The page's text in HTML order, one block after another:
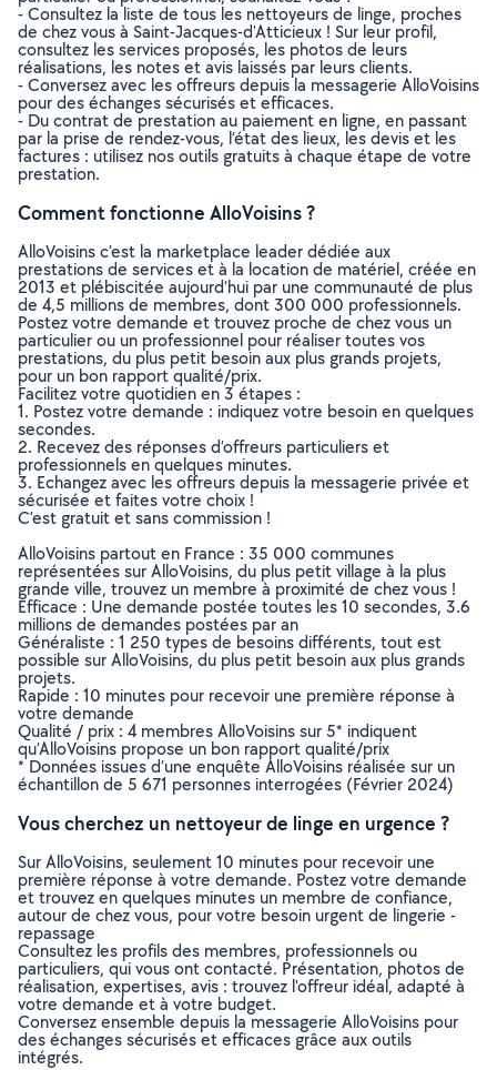
- Consultez la liste de tous les nettoyeurs de linge, proches
de chez vous à Saint-Jacques-d'Atticieux ! Sur leur profil,
consultez les services proposés, les photos de leurs
réalisations, les notes et avis laissés par leurs clients.
- Conversez avec les offreurs depuis la messagerie AlloVoisins
pour des échanges sécurisés et efficaces.
- Du contrat de prestation au paiement en ligne, en passant
par la prise de rendez-vous, l’état des lieux, les devis et les
factures : utilisez nos outils gratuits à chaque étape de votre
prestation.
Comment fonctionne AlloVoisins ?
AlloVoisins c’est la marketplace leader dédiée aux
prestations de services et à la location de matériel, créée en
2013 et plébiscitée aujourd’hui par une communauté de plus
de 4,5 millions de membres, dont 300 000 professionnels.
Postez votre demande et trouvez proche de chez vous un
particulier ou un professionnel pour réaliser toutes vos
prestations, du plus petit besoin aux plus grands projets,
pour un bon rapport qualité/prix.
Facilitez votre quotidien en 3 étapes :
1. Postez votre demande : indiquez votre besoin en quelques
secondes.
2. Recevez des réponses d’offreurs particuliers et
professionnels en quelques minutes.
3. Echangez avec les offreurs depuis la messagerie privée et
sécurisée et faites votre choix !
C’est gratuit et sans commission !
AlloVoisins partout en France : 35 000 communes
représentées sur AlloVoisins, du plus petit village à la plus
grande ville, trouvez un membre à proximité de chez vous !
Efficace : Une demande postée toutes les 10 secondes, 3.6
millions de demandes postées par an
Généraliste : 1 250 types de besoins différents, tout est
possible sur AlloVoisins, du plus petit besoin aux plus grands
projets.
Rapide : 10 minutes pour recevoir une première réponse à
votre demande
Qualité / prix : 4 membres AlloVoisins sur 5* indiquent
qu’AlloVoisins propose un bon rapport qualité/prix
* Données issues d’une enquête AlloVoisins réalisée sur un
échantillon de 5 671 personnes interrogées (Février 2024)
Vous cherchez un nettoyeur de linge en urgence ?
Sur AlloVoisins, seulement 10 minutes pour recevoir une
première réponse à votre demande. Postez votre demande
et trouvez en quelques minutes un membre de confiance,
autour de chez vous, pour votre besoin urgent de lingerie -
repassage
Consultez les profils des membres, professionnels ou
particuliers, qui vous ont contacté. Présentation, photos de
réalisation, expertises, avis : trouvez l'offreur idéal, adapté à
votre demande et à votre budget.
Conversez ensemble depuis la messagerie AlloVoisins pour
des échanges sécurisés et efficaces grâce aux outils
intégrés.